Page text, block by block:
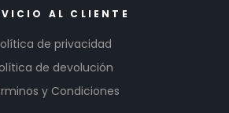
AL CLIENTE
de privacidad
de devolución
y Condiciones